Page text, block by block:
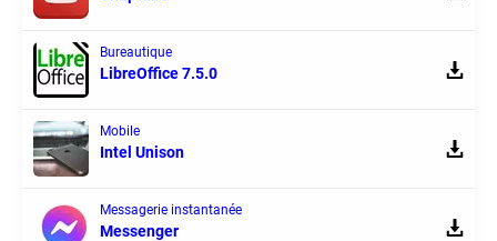
Bureautique
LibreOffice 7.5.0
Mobile
Intel Unison
Messagerie instantanée
Messenger